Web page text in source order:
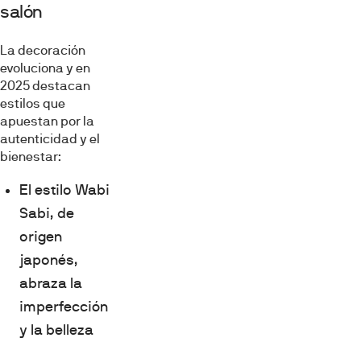
salón
La decoración
evoluciona y en
2025 destacan
estilos que
apuestan por la
autenticidad y el
bienestar:
El estilo Wabi
Sabi, de
origen
japonés,
abraza la
imperfección
y la belleza